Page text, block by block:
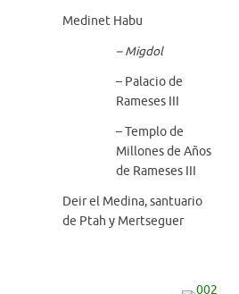
Medinet Habu
– Migdol
– Palacio de
Rameses III
– Templo de
Millones de Años
de Rameses III
Deir el Medina, santuario
de Ptah y Mertseguer